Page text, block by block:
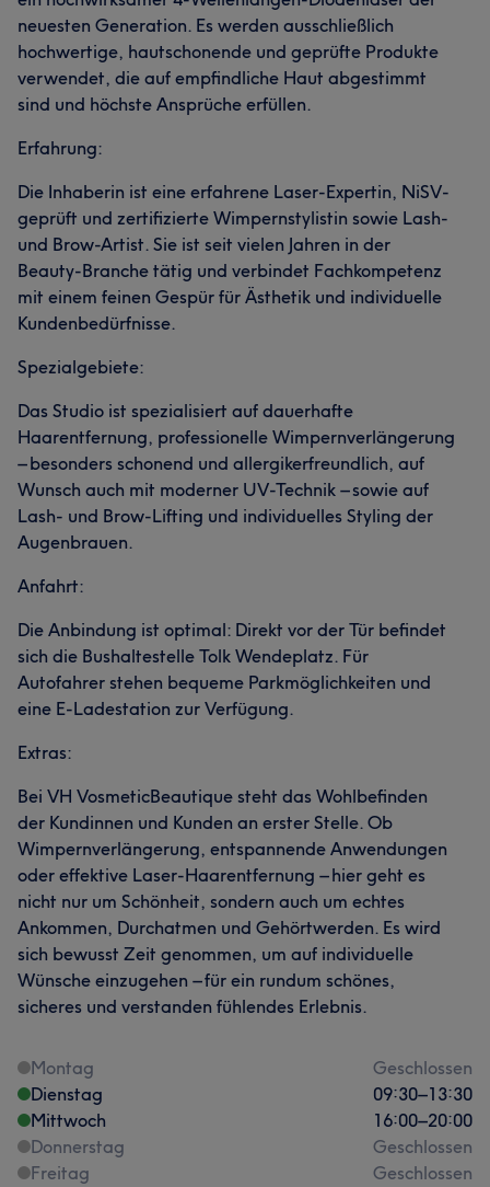
neuesten Generation. Es werden ausschließlich
hochwertige, hautschonende und geprüfte Produkte
verwendet, die auf empfindliche Haut abgestimmt
sind und höchste Ansprüche erfüllen.
Erfahrung:
Die Inhaberin ist eine erfahrene Laser-Expertin, NiSV-
geprüft und zertifizierte Wimpernstylistin sowie Lash-
und Brow-Artist. Sie ist seit vielen Jahren in der
Beauty-Branche tätig und verbindet Fachkompetenz
mit einem feinen Gespür für Ästhetik und individuelle
Kundenbedürfnisse.
Spezialgebiete:
Das Studio ist spezialisiert auf dauerhafte
Haarentfernung, professionelle Wimpernverlängerung
– besonders schonend und allergikerfreundlich, auf
Wunsch auch mit moderner UV-Technik – sowie auf
Lash- und Brow-Lifting und individuelles Styling der
Augenbrauen.
Anfahrt:
Die Anbindung ist optimal: Direkt vor der Tür befindet
sich die Bushaltestelle Tolk Wendeplatz. Für
Autofahrer stehen bequeme Parkmöglichkeiten und
eine E-Ladestation zur Verfügung.
Extras:
Bei VH VosmeticBeautique steht das Wohlbefinden
der Kundinnen und Kunden an erster Stelle. Ob
Wimpernverlängerung, entspannende Anwendungen
oder effektive Laser-Haarentfernung – hier geht es
nicht nur um Schönheit, sondern auch um echtes
Ankommen, Durchatmen und Gehörtwerden. Es wird
sich bewusst Zeit genommen, um auf individuelle
Wünsche einzugehen – für ein rundum schönes,
sicheres und verstanden fühlendes Erlebnis.
Montag
Geschlossen
Dienstag
09:30–13:30
Mittwoch
16:00–20:00
Donnerstag
Geschlossen
Freitag
Geschlossen